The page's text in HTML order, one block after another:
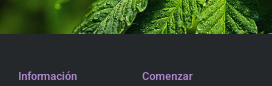
Información Comenzar